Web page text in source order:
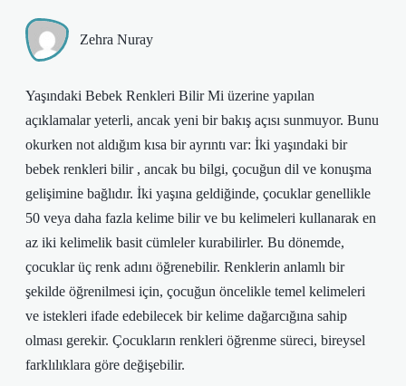
Zehra Nuray
Yaşındaki Bebek Renkleri Bilir Mi üzerine yapılan
açıklamalar yeterli, ancak yeni bir bakış açısı sunmuyor. Bunu
okurken not aldığım kısa bir ayrıntı var: İki yaşındaki bir
bebek renkleri bilir , ancak bu bilgi, çocuğun dil ve konuşma
gelişimine bağlıdır. İki yaşına geldiğinde, çocuklar genellikle
50 veya daha fazla kelime bilir ve bu kelimeleri kullanarak en
az iki kelimelik basit cümleler kurabilirler. Bu dönemde,
çocuklar üç renk adını öğrenebilir. Renklerin anlamlı bir
şekilde öğrenilmesi için, çocuğun öncelikle temel kelimeleri
ve istekleri ifade edebilecek bir kelime dağarcığına sahip
olması gerekir. Çocukların renkleri öğrenme süreci, bireysel
farklılıklara göre değişebilir.